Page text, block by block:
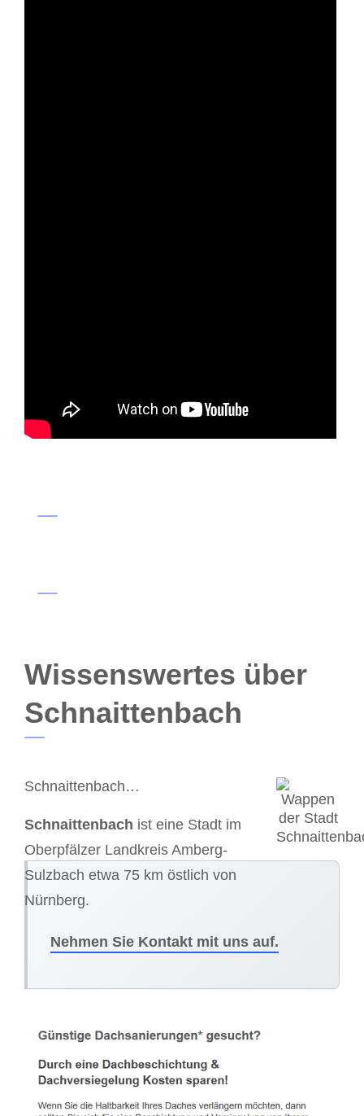
Wissenswertes über
Schnaittenbach
Schnaittenbach…
Schnaittenbach ist eine Stadt im
Oberpfälzer Landkreis Amberg-
Sulzbach etwa 75 km östlich von
Nürnberg.
Nehmen Sie Kontakt mit uns auf.